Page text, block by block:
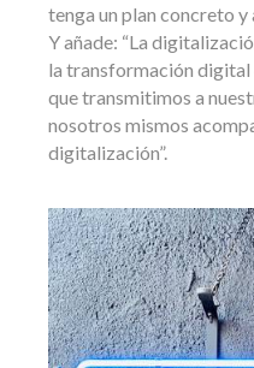
tenga un plan concreto
Y añade: “La
la transformación digital
que transmitimos a
nosotros mismos
digitalización”.